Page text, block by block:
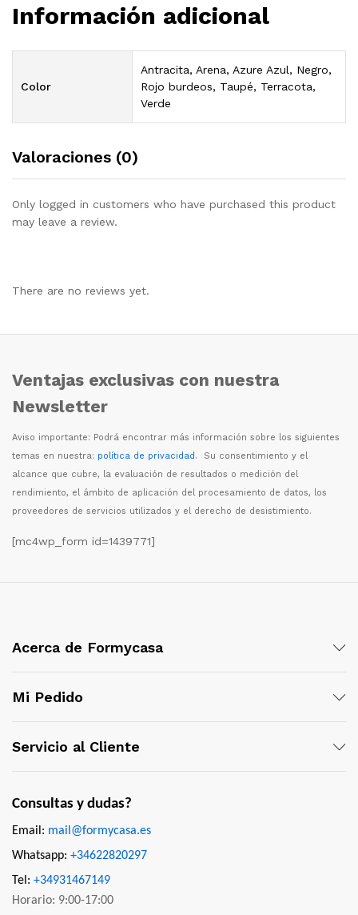
Información adicional
Color
Antracita, Arena, Azure Azul, Negro,
Rojo burdeos, Taupé, Terracota,
Verde
Valoraciones (0)
Only logged in customers who have purchased this product
may leave a review.
There are no reviews yet.
Ventajas exclusivas con nuestra
Newsletter
Aviso importante: Podrá encontrar más información sobre los siguientes
temas en nuestra: política de privacidad. Su consentimiento y el
alcance que cubre, la evaluación de resultados o medición del
rendimiento, el ámbito de aplicación del procesamiento de datos, los
proveedores de servicios utilizados y el derecho de desistimiento.
[mc4wp_form id=1439771]
Acerca de Formycasa
Mi Pedido
Servicio al Cliente
Consultas y dudas?
Email: mail@formycasa.es
Whatsapp: +34622820297
Tel: +34931467149
Horario: 9:00-17:00